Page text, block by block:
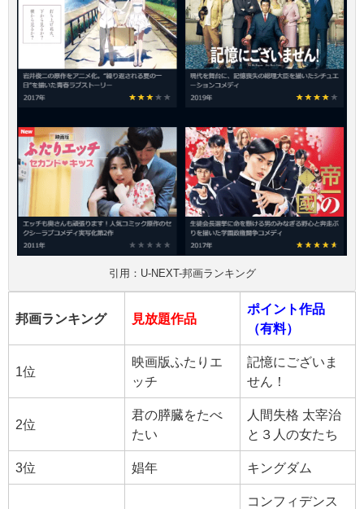
引用：U-NEXT-邦画ランキング
邦画ランキング 見放題作品
ポイント作品
（有料）
1位
映画版ふたりエ
ッチ
記憶にございま
せん！
2位
君の膵臓をたべ
たい
人間失格 太宰治
と３人の女たち
3位 娼年 キングダム
コンフィデンス